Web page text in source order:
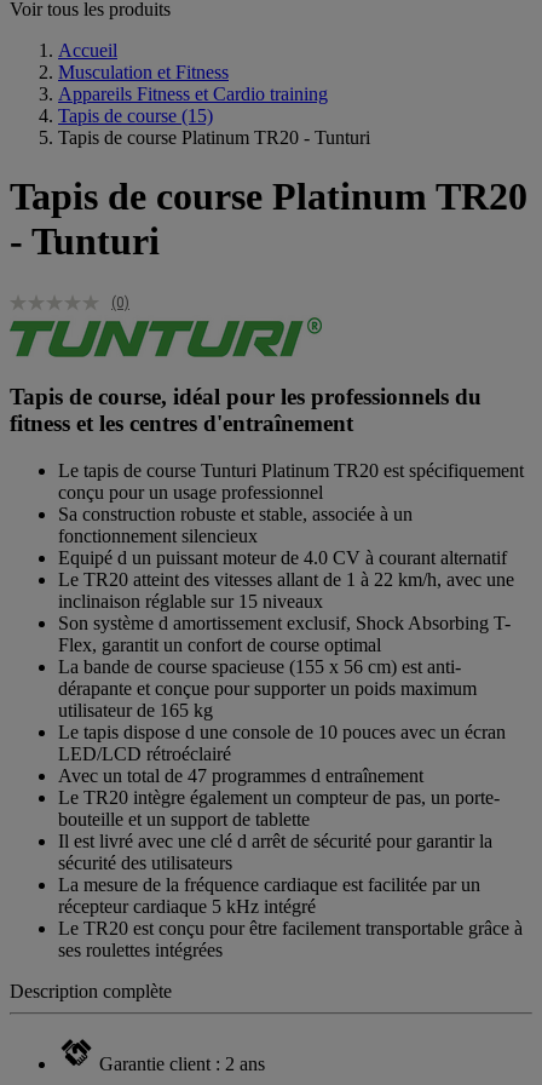
Voir tous les produits
Accueil
Musculation et Fitness
Appareils Fitness et Cardio training
Tapis de course (15)
Tapis de course Platinum TR20 - Tunturi
Tapis de course Platinum TR20
- Tunturi
(0)
Tapis de course, idéal pour les professionnels du
fitness et les centres d'entraînement
Le tapis de course Tunturi Platinum TR20 est spécifiquement
conçu pour un usage professionnel
Sa construction robuste et stable, associée à un
fonctionnement silencieux
Equipé d un puissant moteur de 4.0 CV à courant alternatif
Le TR20 atteint des vitesses allant de 1 à 22 km/h, avec une
inclinaison réglable sur 15 niveaux
Son système d amortissement exclusif, Shock Absorbing T-
Flex, garantit un confort de course optimal
La bande de course spacieuse (155 x 56 cm) est anti-
dérapante et conçue pour supporter un poids maximum
utilisateur de 165 kg
Le tapis dispose d une console de 10 pouces avec un écran
LED/LCD rétroéclairé
Avec un total de 47 programmes d entraînement
Le TR20 intègre également un compteur de pas, un porte-
bouteille et un support de tablette
Il est livré avec une clé d arrêt de sécurité pour garantir la
sécurité des utilisateurs
La mesure de la fréquence cardiaque est facilitée par un
récepteur cardiaque 5 kHz intégré
Le TR20 est conçu pour être facilement transportable grâce à
ses roulettes intégrées
Description complète
Garantie client : 2 ans